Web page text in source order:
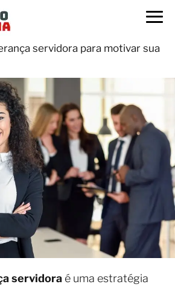
servidora para motivar sua
servidora é uma estratégia